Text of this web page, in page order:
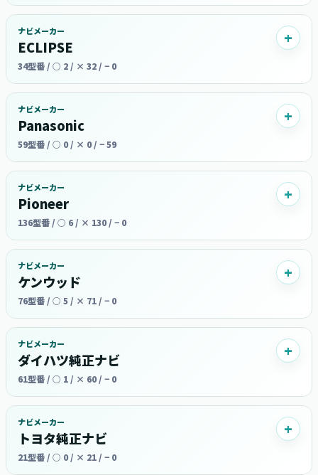
ナビメーカー
ECLIPSE
34型番 / ○ 2 / × 32 / − 0
ナビメーカー
Panasonic
59型番 / ○ 0 / × 0 / − 59
ナビメーカー
Pioneer
136型番 / ○ 6 / × 130 / − 0
ナビメーカー
ケンウッド
76型番 / ○ 5 / × 71 / − 0
ナビメーカー
ダイハツ純正ナビ
61型番 / ○ 1 / × 60 / − 0
ナビメーカー
トヨタ純正ナビ
21型番 / ○ 0 / × 21 / − 0